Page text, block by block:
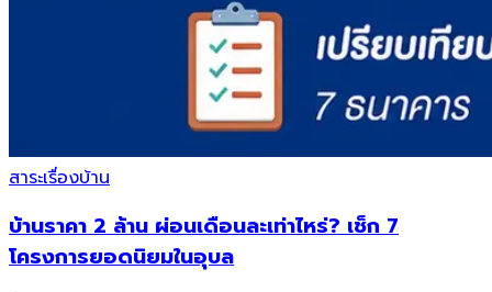
สาระเรื่องบ้าน
บ้านราคา 2 ล้าน ผ่อนเดือนละเท่าไหร่? เช็ก 7
โครงการยอดนิยมในอุบล